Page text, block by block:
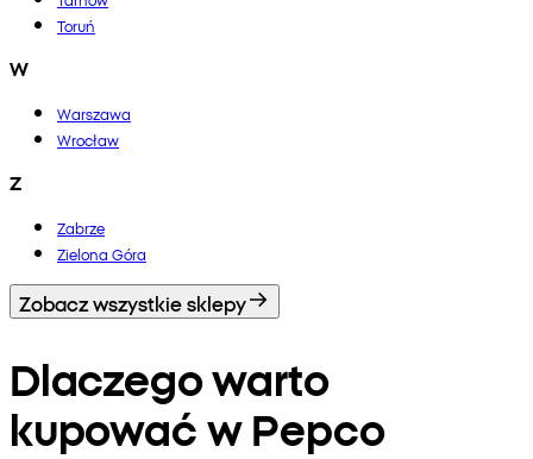
Toruń
W
Warszawa
Wrocław
Z
Zabrze
Zielona Góra
Zobacz wszystkie sklepy
Dlaczego warto
kupować w Pepco